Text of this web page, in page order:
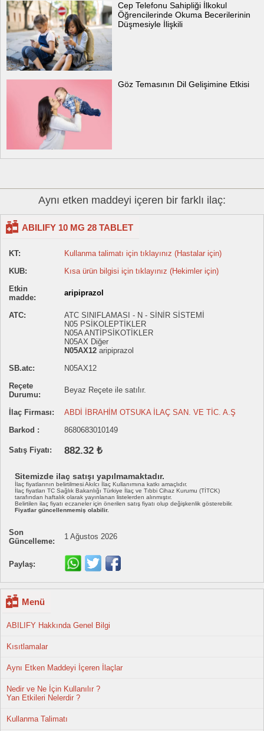
Cep Telefonu Sahipliği İlkokul
Öğrencilerinde Okuma Becerilerinin
Düşmesiyle İlişkili
Göz Temasının Dil Gelişimine Etkisi
Aynı etken maddeyi içeren bir farklı ilaç:
ABILIFY 10 MG 28 TABLET
KT:
Kullanma talimatı için tıklayınız (Hastalar için)
KUB:
Kısa ürün bilgisi için tıklayınız (Hekimler için)
Etkin
madde:
aripiprazol
ATC:
ATC SINIFLAMASI - N - SİNİR SİSTEMİ
N05 PSİKOLEPTİKLER
N05A ANTİPSİKOTİKLER
N05AX Diğer
N05AX12 aripiprazol
SB.atc:
N05AX12
Reçete
Durumu:
Beyaz Reçete ile satılır.
İlaç Firması:
ABDİ İBRAHİM OTSUKA İLAÇ SAN. VE TİC. A.Ş
Barkod :
8680683010149
Satış Fiyatı: 882.32 ₺
Sitemizde ilaç satışı yapılmamaktadır.
İlaç fiyatlarının belirtilmesi Akılcı İlaç Kullanımına katkı amaçlıdır.
İlaç fiyatları TC Sağlık Bakanlığı Türkiye İlaç ve Tıbbi Cihaz Kurumu (TİTCK)
tarafından haftalık olarak yayınlanan listelerden alınmıştır.
Belirtilen ilaç fiyatı eczaneler için önerilen satış fiyatı olup değişkenlik gösterebilir.
Fiyatlar güncellenmemiş olabilir.
Son
Güncelleme:
1 Ağustos 2026
Paylaş:
Menü
ABILIFY Hakkında Genel Bilgi
Kısıtlamalar
Aynı Etken Maddeyi İçeren İlaçlar
Nedir ve Ne İçin Kullanılır ?
Yan Etkileri Nelerdir ?
Kullanma Talimatı